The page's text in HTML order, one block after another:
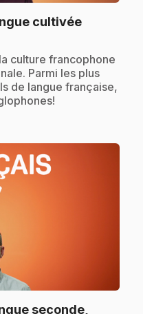
cultivée.
culture francophone
Parmi les plus
de langue française,
seconde,